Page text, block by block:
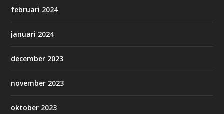
februari 2024
januari 2024
december 2023
november 2023
oktober 2023